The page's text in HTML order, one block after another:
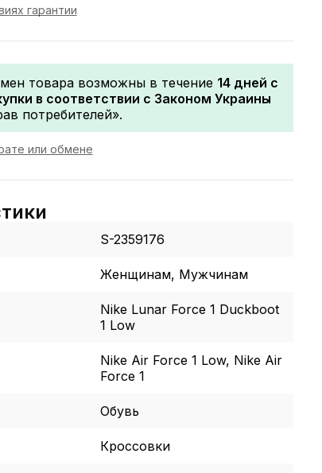
гарантии
товара возможны в течение 14 дней с
в соответствии с Законом Украины
потребителей».
или обмене
S-2359176
Женщинам, Мужчинам
Nike Lunar Force 1 Duckboot
1 Low
Nike Air Force 1 Low, Nike Air
Force 1
Обувь
Кроссовки